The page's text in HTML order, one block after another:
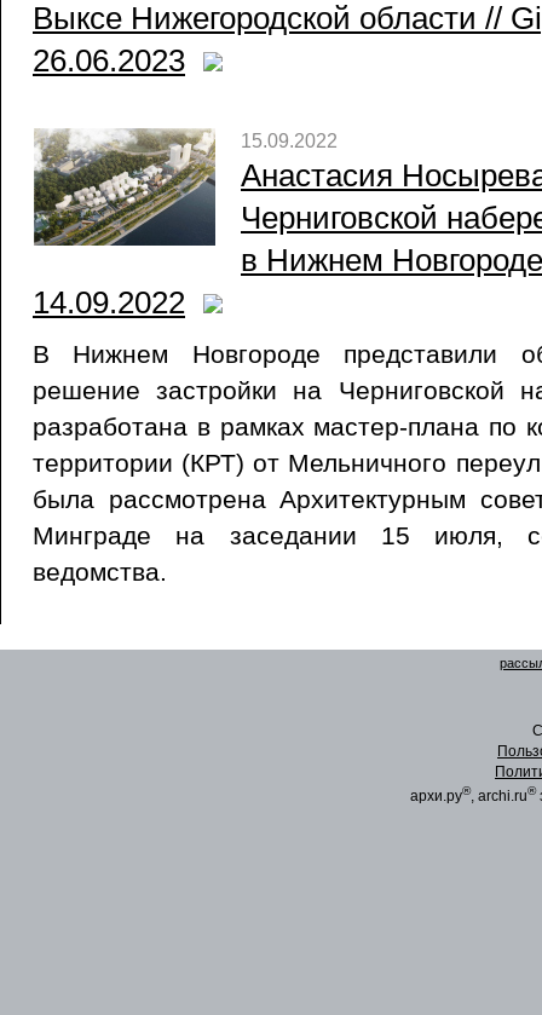
Выксе Нижегородской области //
26.06.2023
15.09.2022
Анастасия
Черниговской
в Нижнем
14.09.2022
В Нижнем Новгороде представили
решение застройки на Черниговской
разработана в рамках мастер-плана по
территории (КРТ) от Мельничного
была рассмотрена Архитектурным
Минграде на заседании 15 июля,
ведомства.
архи.ру®, archi.ru®